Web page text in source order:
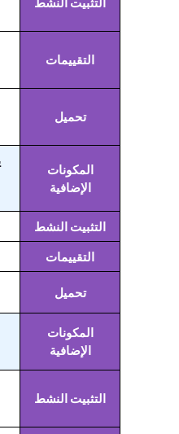
التقييمات
تحميل
المكونات
الإضافية
التثبيت النشط
التقييمات
تحميل
المكونات
الإضافية
التثبيت النشط